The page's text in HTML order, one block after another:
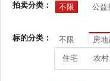
拍卖分类： 不限 公益
标的分类： 不限 房地
住宅 农